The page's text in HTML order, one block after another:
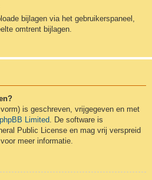
bijlagen via het gebruikerspaneel,
omtrent bijlagen.
is geschreven, vrijgegeven en met
phpBB Limited. De software is
Public License en mag vrij verspreid
voor meer informatie.